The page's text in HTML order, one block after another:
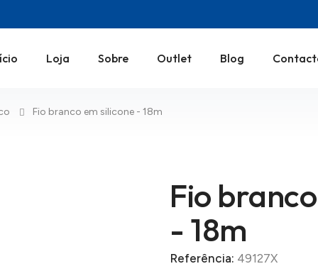
Loja Sobre Outlet Blog
Fio branco em silicone - 18m
Fio
- 18m
Referência: 49127X